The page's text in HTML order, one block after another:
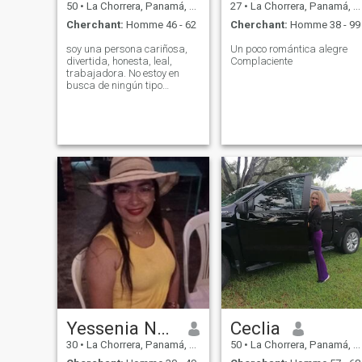
50 • La Chorrera, Panamá, Paname
Cherchant: Homme 46 - 62
soy una persona cariñosa,
divertida, honesta, leal,
trabajadora. No estoy en
busca de ningún tipo
últimos días. No me gusta
que me llame
27 • La Chorrera, Panamá, Paname
Cherchant: Homme 38 - 99
Un poco romántica alegre
Complaciente
Yessenia Navarro
30 • La Chorrera, Panamá, Paname
Ceclia
50 • La Chorrera, Panamá, Paname